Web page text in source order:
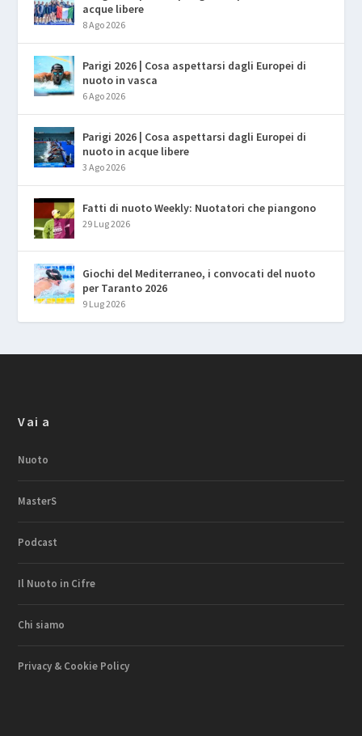
acque libere
8 Ago 2026
Parigi 2026 | Cosa aspettarsi dagli Europei di
nuoto in vasca
6 Ago 2026
Parigi 2026 | Cosa aspettarsi dagli Europei di
nuoto in acque libere
3 Ago 2026
Fatti di nuoto Weekly: Nuotatori che piangono
29 Lug 2026
Giochi del Mediterraneo, i convocati del nuoto
per Taranto 2026
9 Lug 2026
Vai a
Nuoto
MasterS
Podcast
Il Nuoto in Cifre
Chi siamo
Privacy & Cookie Policy